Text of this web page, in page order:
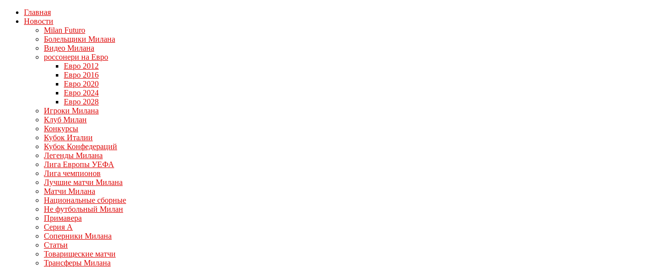
Главная
Новости
Milan Futuro
Болельщики Милана
Видео Милана
россонери на Евро
Евро 2012
Евро 2016
Евро 2020
Евро 2024
Евро 2028
Игроки Милана
Клуб Милан
Конкурсы
Кубок Италии
Кубок Конфедераций
Легенды Милана
Лига Европы УЕФА
Лига чемпионов
Лучшие матчи Милана
Матчи Милана
Национальные сборные
Не футбольный Милан
Примавера
Серия А
Соперники Милана
Статьи
Товарищеские матчи
Трансферы Милана